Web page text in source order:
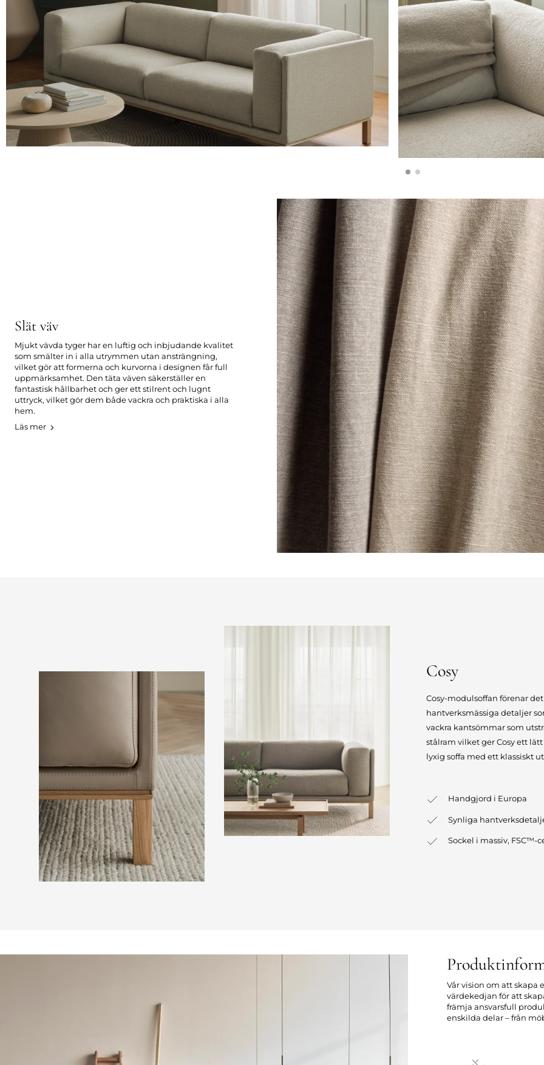
Slät väv
Mjukt vävda tyger har en luftig och inbjudande kvalitet
som smälter in i alla utrymmen utan ansträngning,
vilket gör att formerna och kurvorna i designen får full
uppmärksamhet. Den täta väven säkerställer en
fantastisk hållbarhet och ger ett stilrent och lugnt
uttryck, vilket gör dem både vackra och praktiska i alla
hem.
Läs mer
Cosy
Cosy-modulsoffan förenar
hantverksmässiga detaljer
vackra kantsömmar som
stålram vilket ger Cosy ett
lyxig soffa med ett klassiskt
Handgjord i Europa
Synliga
Sockel i massiv, FSC™-
Vår vision om att skapa
värdekedjan för att
främja ansvarsfull
enskilda delar – från